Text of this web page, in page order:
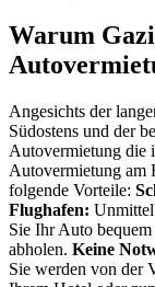
Warum
Angesichts der
Südostens und der
Autovermietung die
Autovermietung am
folgende Vorteile:
Flughafen:
Sie Ihr Auto
abholen. Keine
Sie werden von der